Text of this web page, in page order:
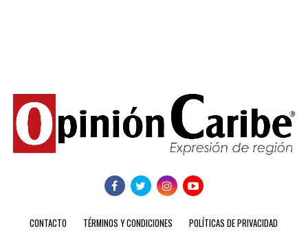
CONTACTO TÉRMINOS Y CONDICIONES POLÍTICAS DE PRIVACIDAD